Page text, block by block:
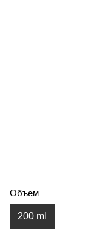
Объем
200 ml